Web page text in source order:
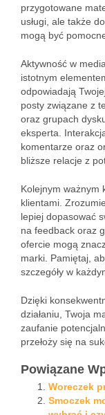
przygotowane
usługi, ale także
mogą być
Aktywność w
istotnym
odpowiadają
posty związane z
oraz grupach
eksperta.
komentarze oraz
bliższe relacje z
Kolejnym ważnym
klientami.
lepiej dopasować
na feedback oraz
ofercie mogą
marki. Pamiętaj,
szczegóły w
Dzięki
działaniu, Twoja
zaufanie
przełoży się na
Powiązane
Woreczek
Smoczek